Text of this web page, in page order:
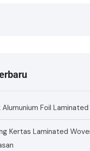
Alumunium Foil Laminated
Kertas Laminated